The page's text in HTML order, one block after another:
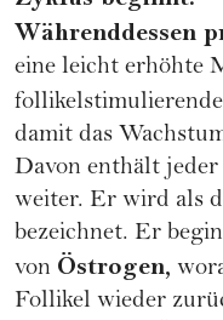
Währenddessen
eine leicht erhöhte
damit das
Davon enthält
weiter. Er wird als
bezeichnet. Er
von Östrogen,
Follikel wieder